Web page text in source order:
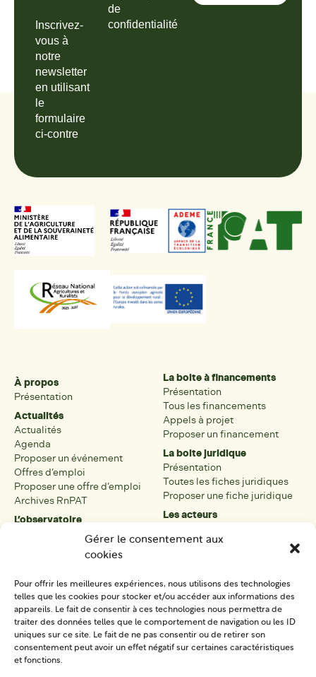
Gérer le consentement aux
cookies
Pour offrir les meilleures expériences, nous utilisons des technologies
telles que les cookies pour stocker et/ou accéder aux informations des
appareils. Le fait de consentir à ces technologies nous permettra de
traiter des données telles que le comportement de navigation ou les ID
uniques sur ce site. Le fait de ne pas consentir ou de retirer son
consentement peut avoir un effet négatif sur certaines caractéristiques
et fonctions.
Inscrivez-
vous à
notre
newsletter
en utilisant
le
formulaire
ci-contre
de
confidentialité
À propos
Présentation
Actualités
Actualités
Agenda
Proposer un événement
Offres d’emploi
Proposer une offre d’emploi
Archives RnPAT
L’observatoire
Présentation de l’observatoire
La boîte à outils
Présentation
Tous les outils
Proposer un outil
La boite à financements
Présentation
Tous les financements
Appels à projet
Proposer un financement
La boite juridique
Présentation
Toutes les fiches juridiques
Proposer une fiche juridique
Les acteurs
Tous les acteurs